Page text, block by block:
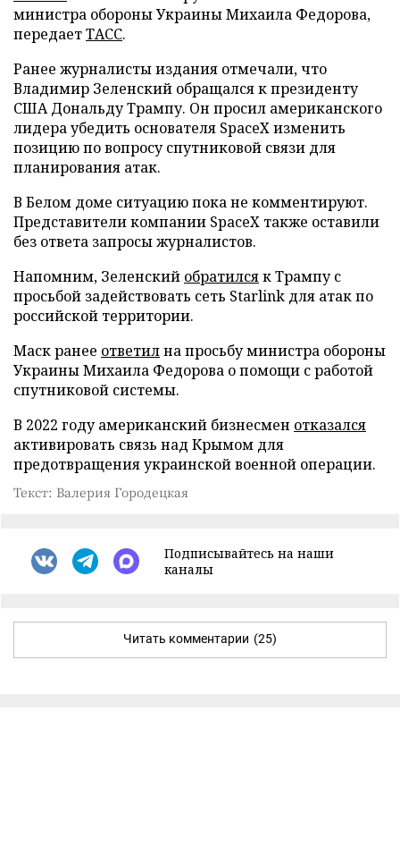
министра обороны Украины Михаила Федорова,
передаетТАСС.
Ранее журналисты издания отмечали, что
Владимир Зеленский обращался к президенту
США Дональду Трампу. Он просил американского
лидера убедить основателя SpaceX изменить
позицию по вопросу спутниковой связи для
планирования атак.
В Белом доме ситуацию пока не комментируют.
Представители компании SpaceX также оставили
без ответа запросы журналистов.
Напомним, Зеленский обратилсяк Трампу с
просьбой задействовать сеть Starlink для атак по
российской территории.
Маск ранее ответилна просьбу министра обороны
Украины Михаила Федорова о помощи с работой
спутниковой системы.
В 2022 году американский бизнесмен отказался
активировать связь над Крымом для
предотвращения украинской военной операции.
Текст: Валерия Городецкая
Подписывайтесь на наши
каналы
Читать комментарии (25)